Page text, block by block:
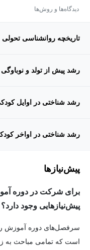
دیدگاه‌ها و روش‌ها
تاریخچه روانشناسی تحولی
رشد پیش از تولد و نوباوگی
رشد شناختی در اوایل کودکی (2 تا 6
رشد شناختی در اواخر
پیش‌نیاز‌ها
پیش‌نیازهایی وجود دارد؟
است که تمامی مباحث به